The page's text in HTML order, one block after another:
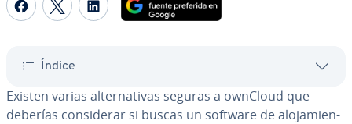
Índice
Existen varias al­te­r­na­ti­vas seguras a ownCloud que
deberías co­n­si­de­rar si buscas un software de alo­ja­mie­n­